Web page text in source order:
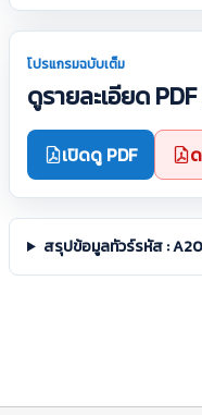
โปรแกรมฉบับเต็ม
ดูรายละเอียด
เปิดดู PDF
สรุปข้อมูลทัวร์รหัส :